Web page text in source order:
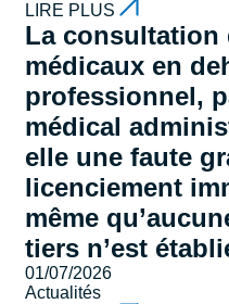
LIRE PLUS
La consultation
médicaux en
professionnel,
médical
elle une faute
licenciement
même
tiers n’est
01/07/2026
Actualités